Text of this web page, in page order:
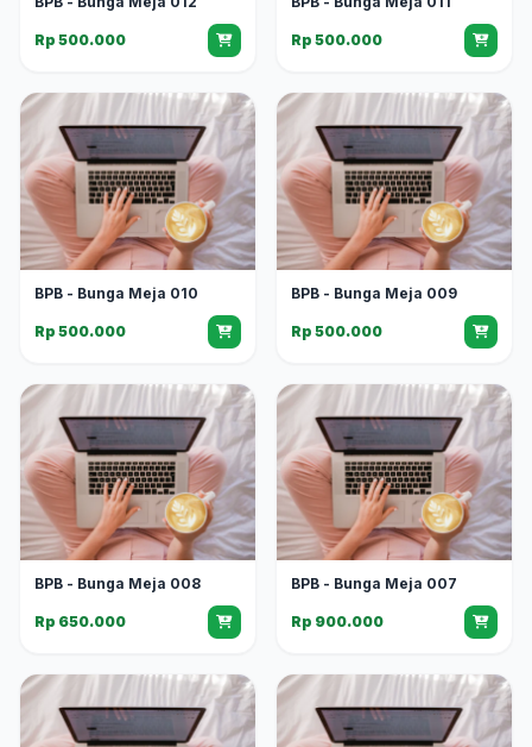
Rp 500.000 Rp 500.000
BPB - Bunga Meja 010
Rp 500.000
BPB - Bunga Meja 009
Rp 500.000
BPB - Bunga Meja 008
Rp 650.000
BPB - Bunga Meja 007
Rp 900.000